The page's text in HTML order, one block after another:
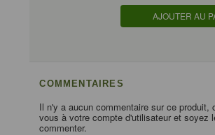
AJOUTER AU
COMMENTAIRES
Il n'y a aucun commentaire sur ce produit,
vous à votre compte d'utilisateur et soyez
commenter.